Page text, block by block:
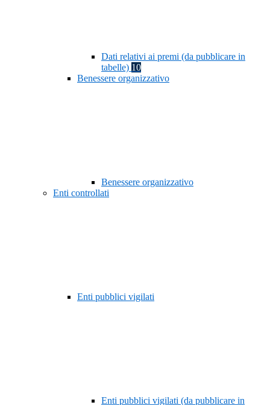
Dati relativi ai premi (da pubblicare in
tabelle) 10
Benessere organizzativo
Benessere organizzativo
Enti controllati
Enti pubblici vigilati
Enti pubblici vigilati (da pubblicare in